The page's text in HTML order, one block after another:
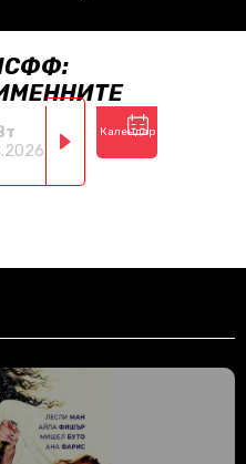
12.08.2026
13.08.2026
Календар